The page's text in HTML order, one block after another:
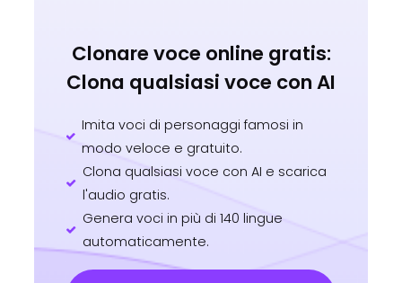
Clonare voce online gratis:
Clona qualsiasi voce con AI
Imita voci di personaggi famosi in
modo veloce e gratuito.
Clona qualsiasi voce con AI e scarica
l'audio gratis.
Genera voci in più di 140 lingue
automaticamente.